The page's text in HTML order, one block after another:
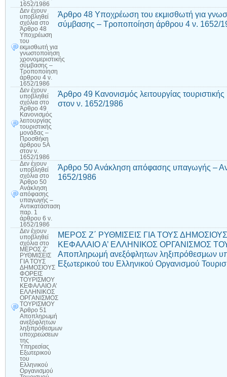
1652/1986
Δεν έχουν
υποβληθεί
σχόλια στο
Άρθρο 48
Υποχρέωση
του
εκμισθωτή για
γνωστοποίηση
χρονομεριστικής
σύμβασης –
Τροποποίηση
άρθρου 4 ν.
1652/1986
Άρθρο 48 Υποχρέωση του εκμισθωτή για
σύμβασης – Τροποποίηση άρθρου 4 ν. 1652/
Δεν έχουν
υποβληθεί
σχόλια στο
Άρθρο 49
Κανονισμός
λειτουργίας
τουριστικής
μονάδας –
Προσθήκη
άρθρου 5Α
στον ν.
1652/1986
Άρθρο 49 Κανονισμός λειτουργίας
στον ν. 1652/1986
Δεν έχουν
υποβληθεί
σχόλια στο
Άρθρο 50
Ανάκληση
απόφασης
υπαγωγής –
Αντικατάσταση
παρ. 1
άρθρου 6 ν.
1652/1986
Άρθρο 50 Ανάκληση απόφασης υπαγωγής –
1652/1986
Δεν έχουν
υποβληθεί
σχόλια στο
ΜΕΡΟΣ Ζ΄
ΡΥΘΜΙΣΕΙΣ
ΓΙΑ ΤΟΥΣ
ΔΗΜΟΣΙΟΥΣ
ΦΟΡΕΙΣ
ΤΟΥΡΙΣΜΟΥ
ΚΕΦΑΛΑΙΟ Α’
ΕΛΛΗΝΙΚΟΣ
ΟΡΓΑΝΙΣΜΟΣ
ΤΟΥΡΙΣΜΟΥ
Άρθρο 51
Αποπληρωμή
ανεξόφλητων
ληξιπρόθεσμων
υποχρεώσεων
της
Υπηρεσίας
Εξωτερικού
του
Ελληνικού
Οργανισμού
ΜΕΡΟΣ Ζ΄ ΡΥΘΜΙΣΕΙΣ ΓΙΑ ΤΟΥΣ
ΚΕΦΑΛΑΙΟ Α’ ΕΛΛΗΝΙΚΟΣ ΟΡΓΑΝΙΣΜΟΣ
Αποπληρωμή ανεξόφλητων ληξιπρόθεσμων
Εξωτερικού του Ελληνικού Οργανισμού